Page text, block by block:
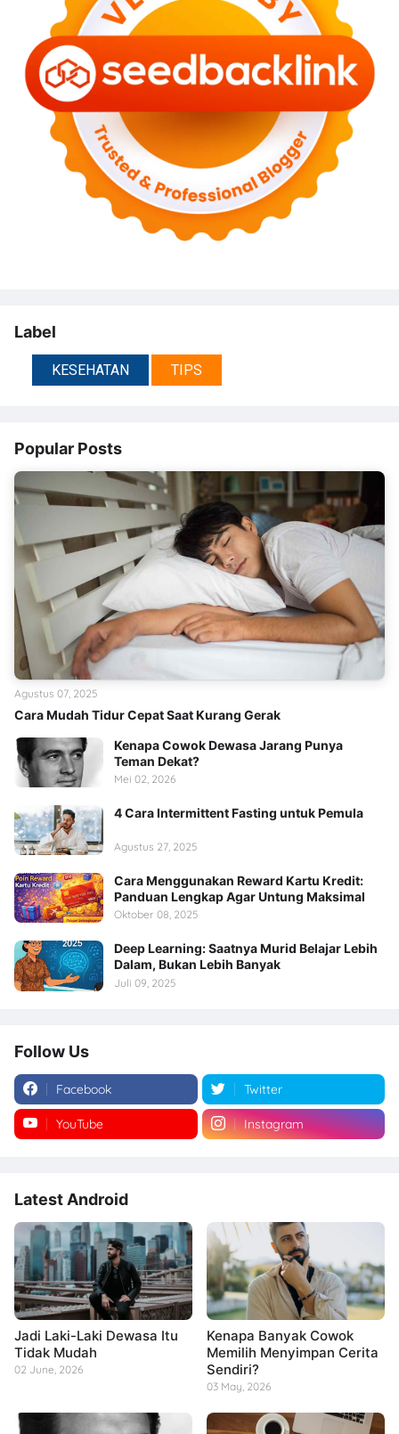
Label
KESEHATAN TIPS
Popular Posts
Cara Mudah Tidur Cepat Saat Kurang Gerak
Agustus 07, 2025
Kenapa Cowok Dewasa Jarang Punya
Teman Dekat?
Mei 02, 2026
4 Cara Intermittent Fasting untuk Pemula
Agustus 27, 2025
Cara Menggunakan Reward Kartu Kredit:
Panduan Lengkap Agar Untung Maksimal
Oktober 08, 2025
Deep Learning: Saatnya Murid Belajar Lebih
Dalam, Bukan Lebih Banyak
Juli 09, 2025
Follow Us
Facebook Twitter
YouTube Instagram
Latest Android
Jadi Laki-Laki Dewasa Itu
Tidak Mudah
02 June, 2026
Kenapa Banyak Cowok
Memilih Menyimpan Cerita
Sendiri?
03 May, 2026